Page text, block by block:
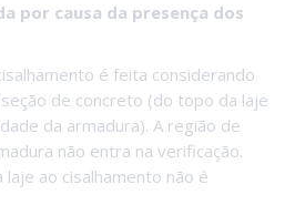
por causa da presença dos
é feita considerando
de concreto (do topo da laje
da armadura). A região de
não entra na verificação.
laje ao cisalhamento não é